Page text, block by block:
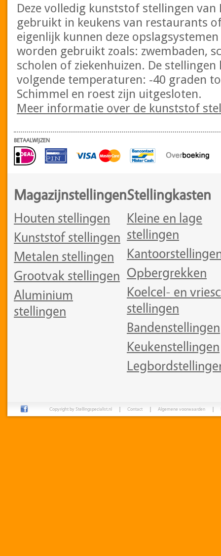
Deze volledig kunststof stellingen van
gebruikt in keukens van restaurants
eigenlijk kunnen deze
worden gebruikt zoals: zwembaden,
scholen of ziekenhuizen. De
volgende temperaturen: -40 graden
Schimmel en roest zijn uitgesloten.
Meer informatie over de kunststof
BETAALWIJZEN
Magazijnstellingen
Houten stellingen
Kunststof stellingen
Metalen stellingen
Grootvak stellingen
Aluminium
stellingen
Stellingkasten
Kleine en lage
stellingen
Opbergrekken
Koelcel- en
stellingen
Bandenstellingen
Keukenstellingen
Copyright by Stellingspecialist.nl Contact Algemene voorwaarden